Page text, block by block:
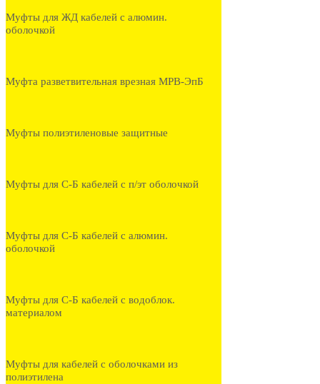
Муфты для ЖД кабелей с алюмин.
оболочкой
Муфта разветвительная врезная МРВ-ЭпБ
Муфты полиэтиленовые защитные
Муфты для С-Б кабелей с п/эт оболочкой
Муфты для С-Б кабелей с алюмин.
оболочкой
Муфты для С-Б кабелей с водоблок.
материалом
Муфты для кабелей с оболочками из
полиэтилена